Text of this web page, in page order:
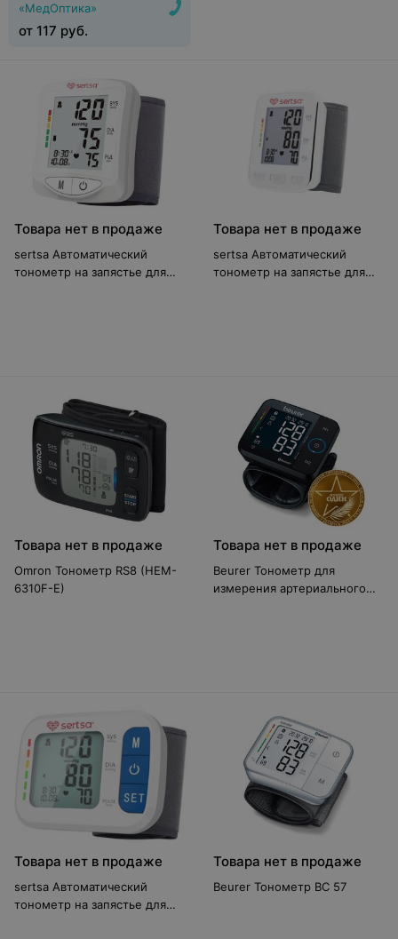
«МедОптика»
от 117 руб.
Товара нет в продаже
sertsa Автоматический
тонометр на запястье для
Товара нет в продаже
sertsa Автоматический
тонометр на запястье для
Товара нет в продаже
Omron Тонометр RS8 (HEM-
6310F-E)
Товара нет в продаже
Beurer Тонометр для
измерения артериального
Товара нет в продаже
sertsa Автоматический
тонометр на запястье для
Товара нет в продаже
Beurer Тонометр BC 57